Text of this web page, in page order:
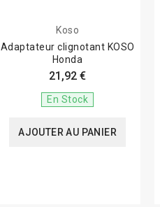
Koso
Adaptateur clignotant KOSO
Honda
21,92 €
En Stock
AJOUTER AU PANIER